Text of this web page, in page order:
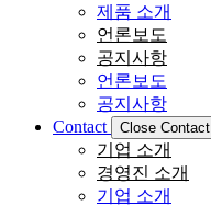
제품 소개
언론보도
공지사항
언론보도
공지사항
Contact
Close Contact
기업 소개
경영진 소개
기업 소개